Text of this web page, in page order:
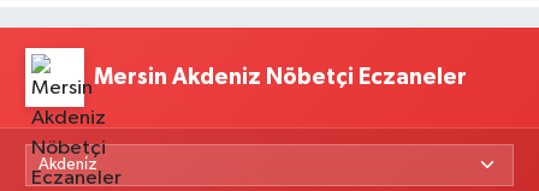
Mersin Akdeniz Nöbetçi Eczaneler